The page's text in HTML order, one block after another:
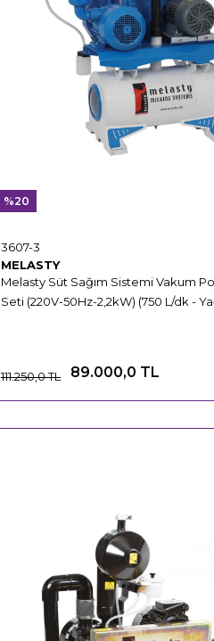
MELASTY
Melasty Süt Sağım Sistemi Vakum
Seti (220V-50Hz-2,2kW) (750 L/dk -
3607-3
89.000,0 TL
111.250,0 TL
%20